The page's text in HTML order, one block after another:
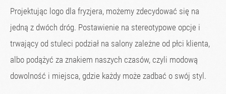
Projektując logo dla fryzjera, możemy zdecydować się na
jedną z dwóch dróg. Postawienie na stereotypowe opcje i
trwający od stuleci podział na salony zależne od płci klienta,
albo podążyć za znakiem naszych czasów, czyli modową
dowolność i miejsca, gdzie każdy może zadbać o swój styl.